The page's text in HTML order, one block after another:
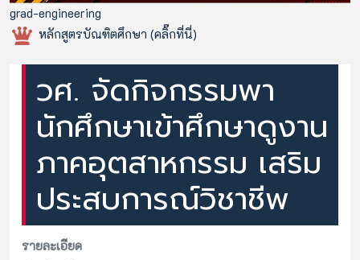
grad-engineering
หลักสูตรบัณฑิตศึกษา (คลิ๊กที่นี่)
วศ. จัดกิจกรรมพา
นักศึกษาเข้าศึกษาดูงาน
ภาคอุตสาหกรรม เสริม
ประสบการณ์วิชาชีพ
รายละเอียด